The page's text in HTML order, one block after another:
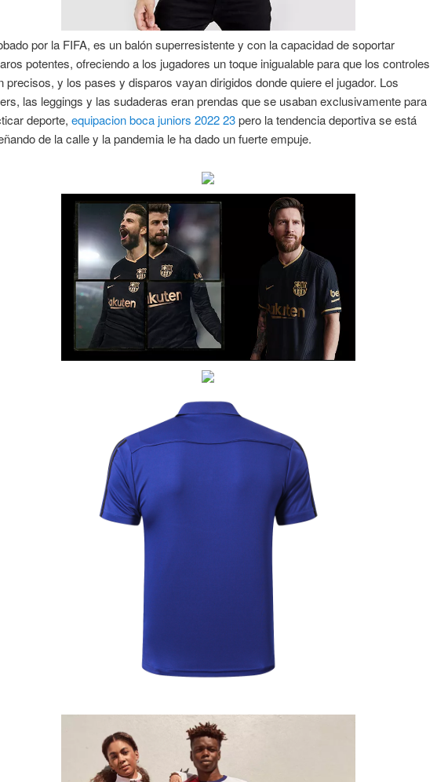
por la FIFA, es un balón superresistente y con la capacidad de soportar
potentes, ofreciendo a los jugadores un toque inigualable para que los controles
precisos, y los pases y disparos vayan dirigidos donde quiere el jugador. Los
las leggings y las sudaderas eran prendas que se usaban exclusivamente para
deporte, equipacion boca juniors 2022 23pero la tendencia deportiva se está
de la calle y la pandemia le ha dado un fuerte empuje.